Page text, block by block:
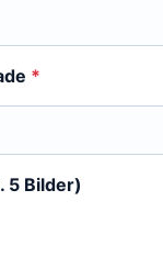
*
5 Bilder)